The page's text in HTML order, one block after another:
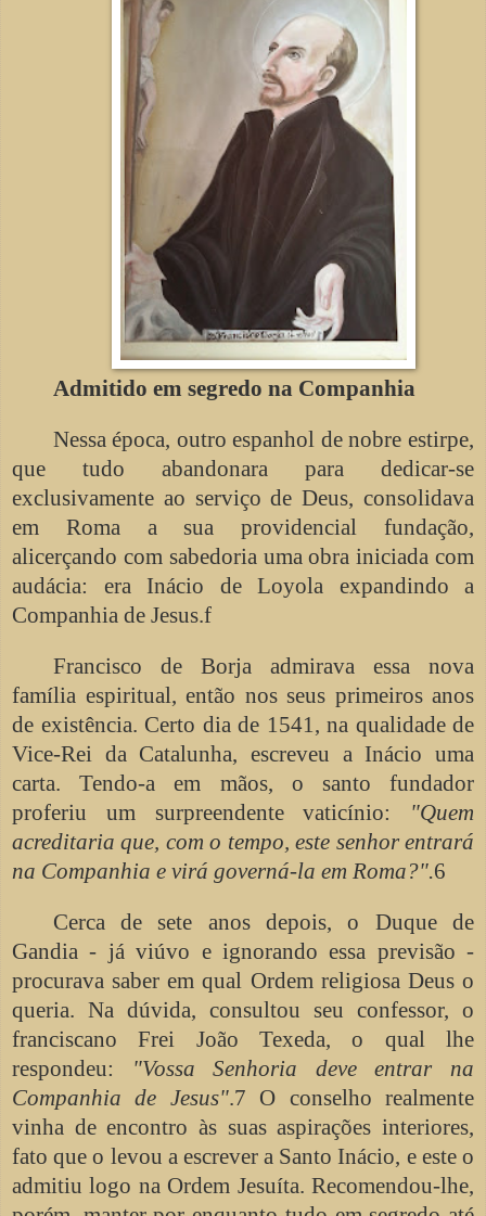
Admitido em segredo na Companhia
Nessa época, outro espanhol de nobre estirpe,
que tudo abandonara para dedicar-se
exclusivamente ao serviço de Deus, consolidava
em Roma a sua providencial fundação,
alicerçando com sabedoria uma obra iniciada com
audácia: era Inácio de Loyola expandindo a
Companhia de Jesus.f
Francisco de Borja admirava essa nova
família espiritual, então nos seus primeiros anos
de existência. Certo dia de 1541, na qualidade de
Vice-Rei da Catalunha, escreveu a Inácio uma
carta. Tendo-a em mãos, o santo fundador
proferiu um surpreendente vaticínio: "Quem
acreditaria que, com o tempo, este senhor entrará
na Companhia e virá governá-la em Roma?".6
Cerca de sete anos depois, o Duque de
Gandia - já viúvo e ignorando essa previsão -
procurava saber em qual Ordem religiosa Deus o
queria. Na dúvida, consultou seu confessor, o
franciscano Frei João Texeda, o qual lhe
respondeu: "Vossa Senhoria deve entrar na
Companhia de Jesus".7 O conselho realmente
vinha de encontro às suas aspirações interiores,
fato que o levou a escrever a Santo Inácio, e este o
admitiu logo na Ordem Jesuíta. Recomendou-lhe,